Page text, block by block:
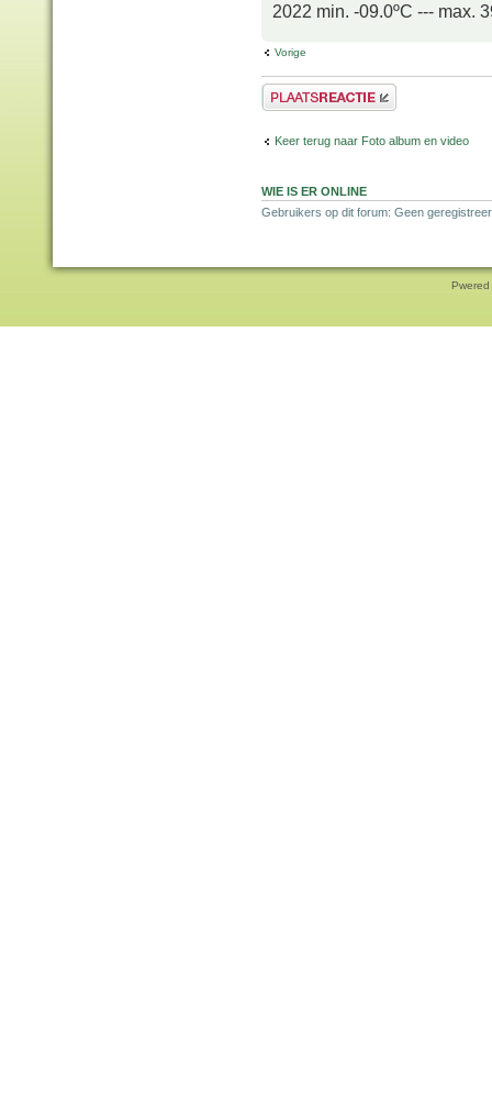
2022 min. -09.0ºC --- max.
Vorige
Plaats een reactie
Keer terug naar Foto album en video
WIE IS ER ONLINE
Gebruikers op dit forum: Geen